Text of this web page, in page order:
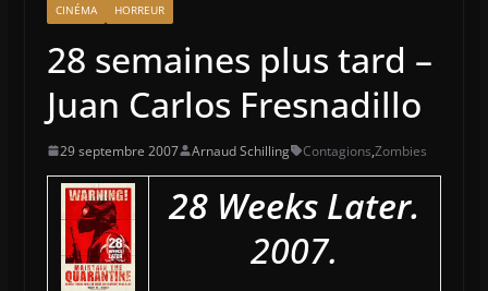
CINÉMA HORREUR
28 semaines plus tard –
Juan Carlos Fresnadillo
29 septembre 2007 Arnaud Schilling Contagions,Zombies
28 Weeks Later.
2007.